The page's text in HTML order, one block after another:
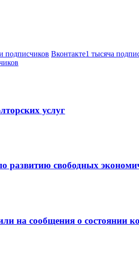
подписчиков Вконтакте1 тысяча
услуг
развитию свободных
на сообщения о состоянии